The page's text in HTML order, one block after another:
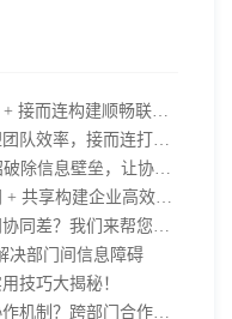
打通部门协作脉络：5 个方法 + 接而连构建顺畅联动团队
告别单打独斗：协同工作重塑团队效率，接而连打造数据合规协作空间
部门各自为战？接而连用 3 招破除信息壁垒，让协作效率翻倍
打破信息孤岛：接而连以协同 + 共享构建企业高效办公生态
企业整体协作合力不足？部门协同差？我们来帮您攻破！
决部门间信息障碍
技巧大揭秘！
如何打造高效的跨部门沟通协作机制？跨部门合作的四个有效策略